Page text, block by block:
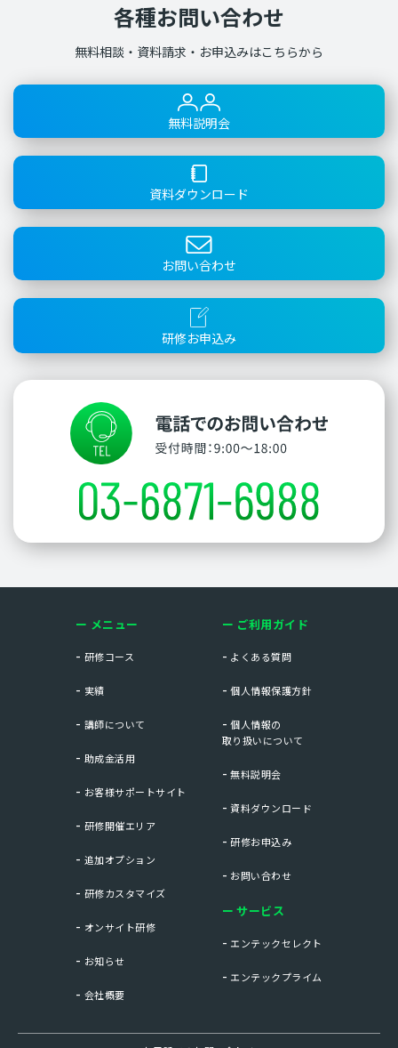
各種お問い合わせ
無料相談・資料請求・お申込みはこちらから
無料説明会
資料ダウンロード
お問い合わせ
研修お申込み
メニュー
研修コース
実績
講師について
助成金活用
お客様サポートサイト
研修開催エリア
追加オプション
研修カスタマイズ
オンサイト研修
お知らせ
会社概要
ご利用ガイド
よくある質問
個人情報保護方針
個人情報の
取り扱いについて
無料説明会
資料ダウンロード
研修お申込み
お問い合わせ
サービス
エンテックセレクト
エンテックプライム